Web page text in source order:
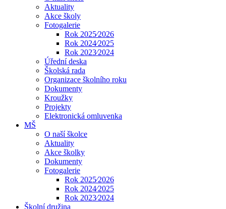
Aktuality
Akce školy
Fotogalerie
Rok 2025⁄2026
Rok 2024⁄2025
Rok 2023⁄2024
Úřední deska
Školská rada
Organizace školního roku
Dokumenty
Kroužky
Projekty
Elektronická omluvenka
MŠ
O naší školce
Aktuality
Akce školky
Dokumenty
Fotogalerie
Rok 2025⁄2026
Rok 2024⁄2025
Rok 2023⁄2024
Školní družina